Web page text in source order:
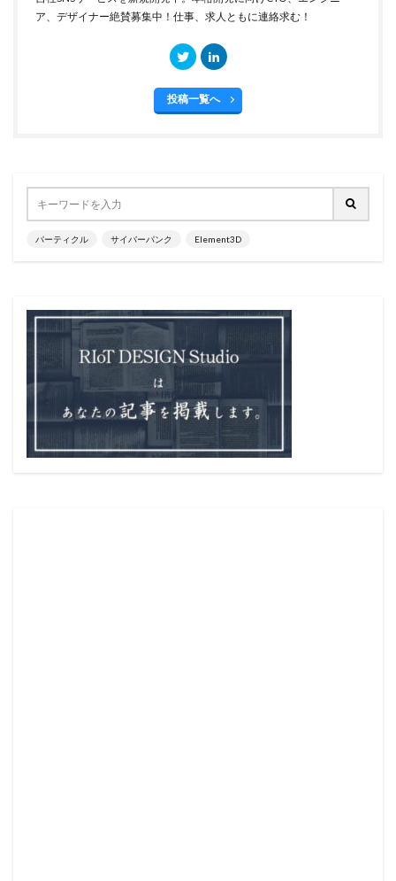
ア、デザイナー絶賛募集中！仕事、求人ともに連絡求む！
投稿一覧へ
パーティクル サイバーパンク Element3D